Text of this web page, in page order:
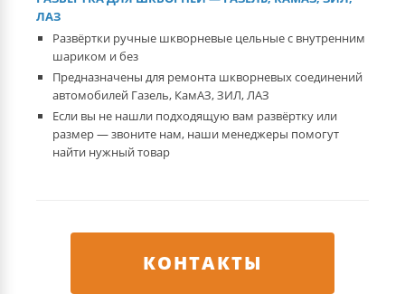
ЛАЗ
Развёртки ручные шкворневые цельные с внутренним
шариком и без
Предназначены для ремонта шкворневых соединений
автомобилей Газель, КамАЗ, ЗИЛ, ЛАЗ
Если вы не нашли подходящую вам развёртку или
размер — звоните нам, наши менеджеры помогут
найти нужный товар
КОНТАКТЫ